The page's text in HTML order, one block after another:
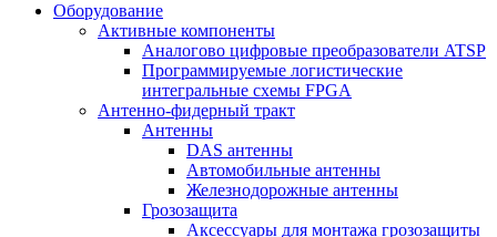
Оборудование
Активные компоненты
Аналогово цифровые преобразователи ATSP
Программируемые логистические
интегральные схемы FPGA
Антенно-фидерный тракт
Антенны
DAS антенны
Автомобильные антенны
Железнодорожные антенны
Грозозащита
Аксессуары для монтажа грозозащиты